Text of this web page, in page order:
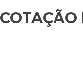
COTAÇÃO